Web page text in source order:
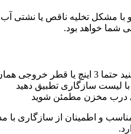
شما خواهد بود.
10 سانت باشد
لیست سازگاری تطبیق دهید
درب مخزن مطمئن شوید
و اطمینان از سازگاری با